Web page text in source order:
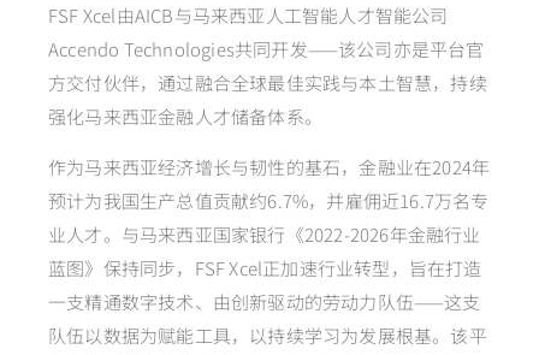
FSF Xcel由AICB与马来西亚人工智能人才智能公司
Accendo Technologies共同开发——该公司亦是平台官
方交付伙伴，通过融合全球最佳实践与本土智慧，持续
强化马来西亚金融人才储备体系。
作为马来西亚经济增长与韧性的基石，金融业在2024年
预计为我国生产总值贡献约6.7%，并雇佣近16.7万名专
业人才。与马来西亚国家银行《2022-2026年金融行业
蓝图》保持同步，FSF Xcel正加速行业转型，旨在打造
一支精通数字技术、由创新驱动的劳动力队伍——这支
队伍以数据为赋能工具，以持续学习为发展根基。该平